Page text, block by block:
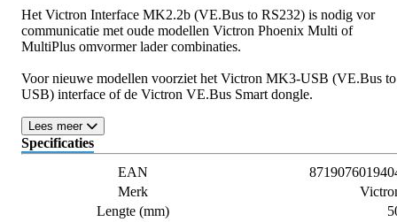
Het Victron Interface MK2.2b (VE.Bus to RS232) is nodig vor
communicatie met oude modellen Victron Phoenix Multi of
MultiPlus omvormer lader combinaties.
Voor nieuwe modellen voorziet het Victron MK3-USB (VE.Bus to
USB) interface of de Victron VE.Bus Smart dongle.
Lees meer
Specificaties
EAN
Merk
Lengte (mm)